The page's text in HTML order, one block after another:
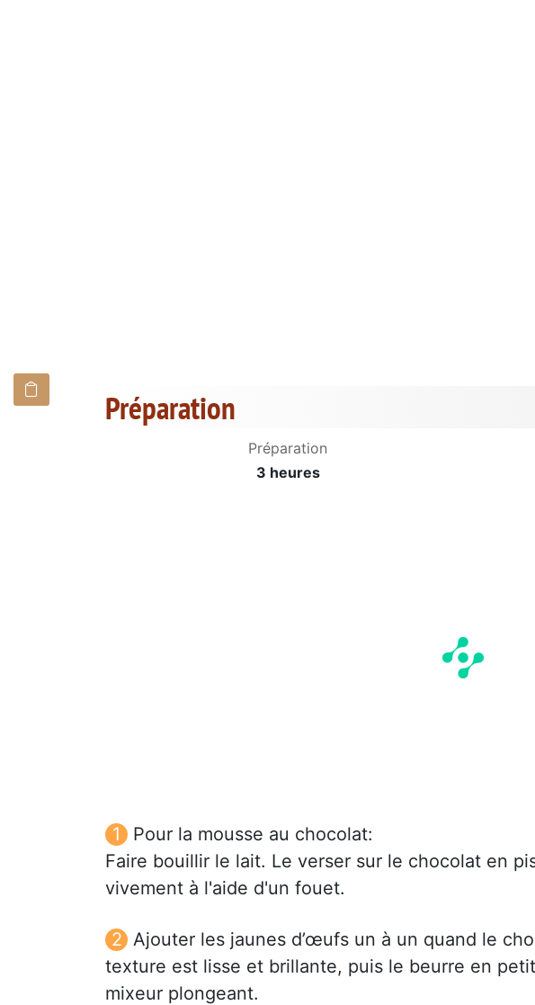
Préparation
Préparation
3 heures
Pour la mousse au chocolat:
Faire bouillir le lait. Le verser sur le chocolat en
vivement à l'aide d'un fouet.
Ajouter les jaunes d’œufs un à un quand le
texture est lisse et brillante, puis le beurre en
mixeur plongeant.